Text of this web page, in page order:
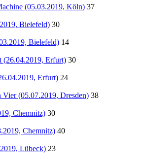
(05.03.2019, Köln) 37
Bielefeld) 30
Bielefeld) 14
(26.04.2019, Erfurt) 30
Erfurt) 24
Vier (05.07.2019, Dresden) 38
Chemnitz) 30
Chemnitz) 40
Lübeck) 23